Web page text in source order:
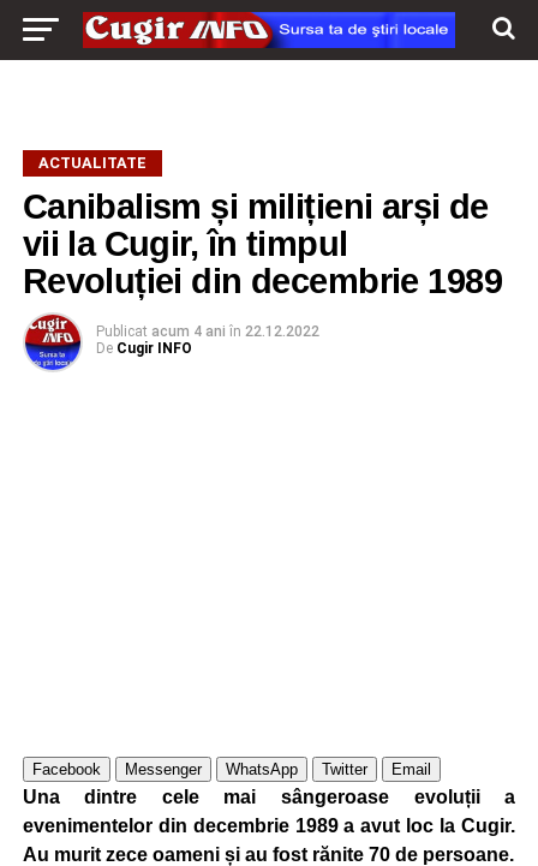
ACTUALITATE
Canibalism și milițieni arși de
vii la Cugir, în timpul
Revoluției din decembrie 1989
Publicat acum 4 ani în 22.12.2022
De Cugir INFO
Facebook Messenger WhatsApp Twitter Email
Una dintre cele mai sângeroase evoluții a
evenimentelor din decembrie 1989 a avut loc la Cugir.
Au murit zece oameni și au fost rănite 70 de persoane.